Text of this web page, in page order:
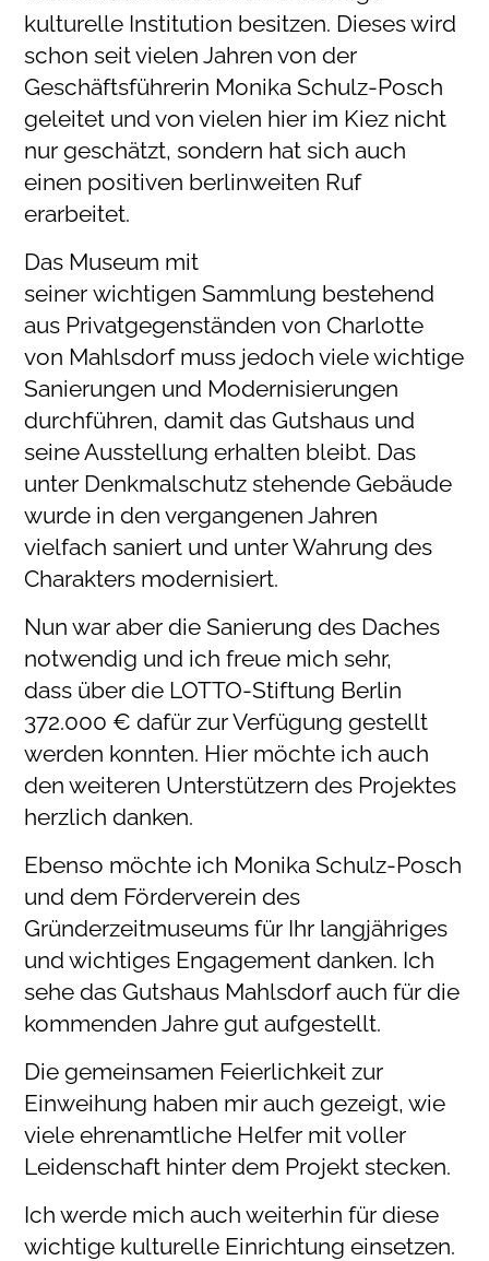
kulturelle Institution besitzen. Dieses wird
schon seit vielen Jahren von der
Geschäftsführerin Monika Schulz-Posch
geleitet und von vielen hier im Kiez nicht
nur geschätzt, sondern hat sich auch
einen positiven berlinweiten Ruf
erarbeitet.
Das Museum mit
seiner wichtigen Sammlung bestehend
aus Privatgegenständen von Charlotte
von Mahlsdorf muss jedoch viele wichtige
Sanierungen und Modernisierungen
durchführen, damit das Gutshaus und
seine Ausstellung erhalten bleibt. Das
unter Denkmalschutz stehende Gebäude
wurde in den vergangenen Jahren
vielfach saniert und unter Wahrung des
Charakters modernisiert.
Nun war aber die Sanierung des Daches
notwendig und ich freue mich sehr,
dass über die LOTTO-Stiftung Berlin
372.000 € dafür zur Verfügung gestellt
werden konnten. Hier möchte ich auch
den weiteren Unterstützern des Projektes
herzlich danken.
Ebenso möchte ich Monika Schulz-Posch
und dem Förderverein des
Gründerzeitmuseums für Ihr langjähriges
und wichtiges Engagement danken. Ich
sehe das Gutshaus Mahlsdorf auch für die
kommenden Jahre gut aufgestellt.
Die gemeinsamen Feierlichkeit zur
Einweihung haben mir auch gezeigt, wie
viele ehrenamtliche Helfer mit voller
Leidenschaft hinter dem Projekt stecken.
Ich werde mich auch weiterhin für diese
wichtige kulturelle Einrichtung einsetzen.